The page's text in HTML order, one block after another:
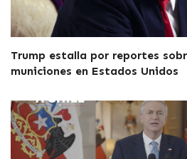
Trump estalla por reportes
municiones en Estados Unidos